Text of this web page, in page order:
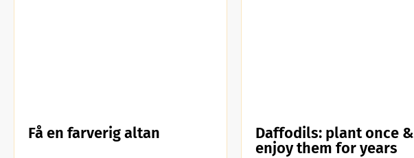
Få en farverig altan
Daffodils: plant once &
enjoy them for years